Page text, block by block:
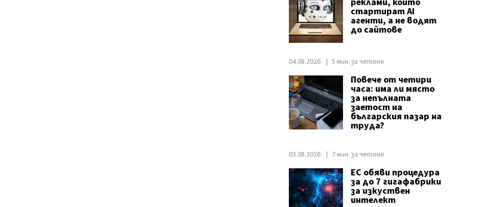
стартират AI
агенти, а не водят
до сайтове
04.08.2026 5 мин. за четене
Повече от четири
часа: има ли място
за непълната
заетост на
българския пазар на
труда?
03.08.2026 7 мин. за четене
ЕС обяви процедура
за до 7 гигафабрики
за изкуствен
интелект